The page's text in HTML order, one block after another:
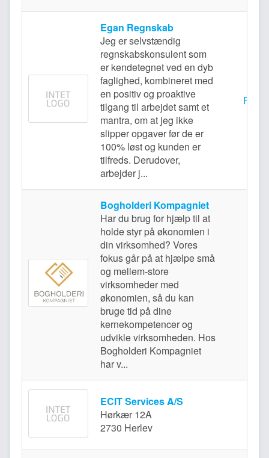
Egan Regnskab
Jeg er selvstændig
regnskabskonsulent som
er kendetegnet ved en dyb
faglighed, kombineret med
en positiv og proaktive
tilgang til arbejdet samt et
mantra, om at jeg ikke
slipper opgaver før de er
100% løst og kunden er
tilfreds. Derudover,
arbejder j...
Bogholderi Kompagniet
Har du brug for hjælp til at
holde styr på økonomien i
din virksomhed? Vores
fokus går på at hjælpe små
og mellem-store
virksomheder med
økonomien, så du kan
bruge tid på dine
kernekompetencer og
udvikle virksomheden. Hos
Bogholderi Kompagniet
har v...
ECIT Services A/S
Hørkær 12A
2730 Herlev